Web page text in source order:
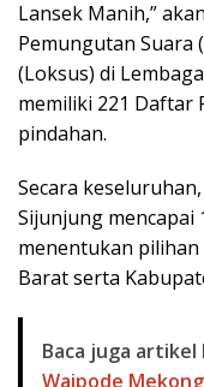
Lansek Manih,”
Pemungutan Suara
(Loksus) di
memiliki 221 Daftar
pindahan.
Secara
Sijunjung mencapai
menentukan
Barat serta
Baca juga
Waipode